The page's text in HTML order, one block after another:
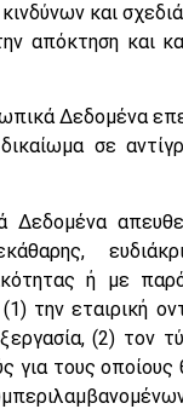
και
απόκτηση και
Δεδομένα
σε
Δεδομένα
ή με
την εταιρική
(2) τον
τους οποίους